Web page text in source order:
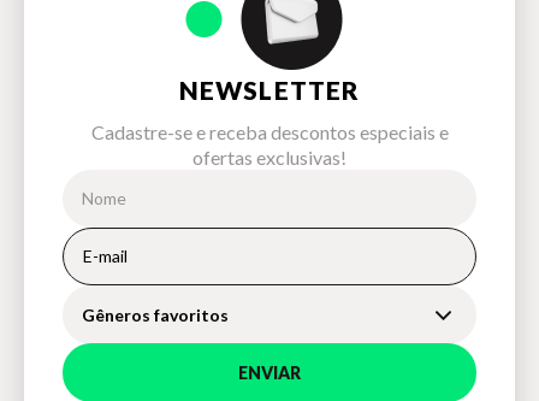
NEWSLETTER
Cadastre-se e receba descontos especiais e
ofertas exclusivas!
Gêneros favoritos
ENVIAR